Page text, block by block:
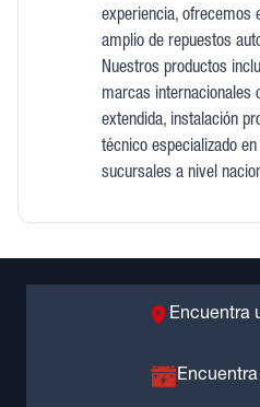
experiencia, ofrecemos
amplio de repuestos
Nuestros productos
marcas internacionales
extendida, instalación
técnico especializado
sucursales a nivel
Encuentra